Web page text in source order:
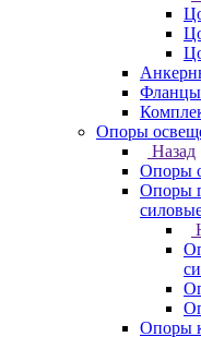
Опоры
Назад
Опоры
Опоры
Опоры